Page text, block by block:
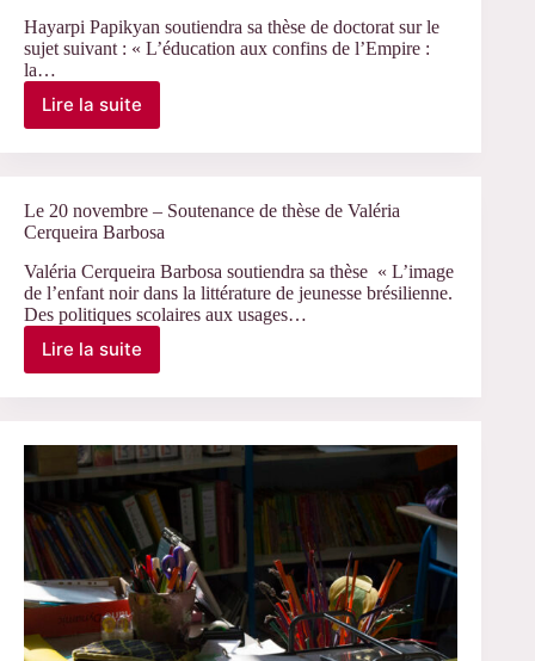
Hayarpi Papikyan soutiendra sa thèse de doctorat sur le
sujet suivant : « L’éducation aux confins de l’Empire :
la…
Lire la suite
Le
Soutenance
de
de
Hayarpi
Papikyan
Le 20 novembre – Soutenance de thèse de Valéria
Cerqueira Barbosa
Valéria Cerqueira Barbosa soutiendra sa thèse « L’image
de l’enfant noir dans la littérature de jeunesse brésilienne.
Des politiques scolaires aux usages…
Lire la suite
Le
Soutenance
de
thèse
de
Valéria
Cerqueira
Barbosa